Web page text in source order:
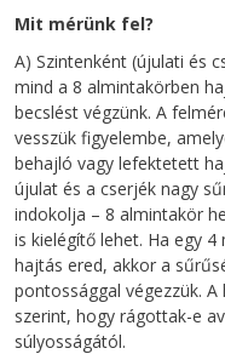
Mit mérünk fel?
A) Szintenként (újulati és
mind a 8 almintakörben
becslést végzünk. A
vesszük figyelembe,
behajló vagy lefektetett
újulat és a cserjék nagy
indokolja – 8 almintakör
is kielégítő lehet. Ha egy
hajtás ered, akkor a
pontossággal végezzük.
szerint, hogy rágottak-e
súlyosságától.